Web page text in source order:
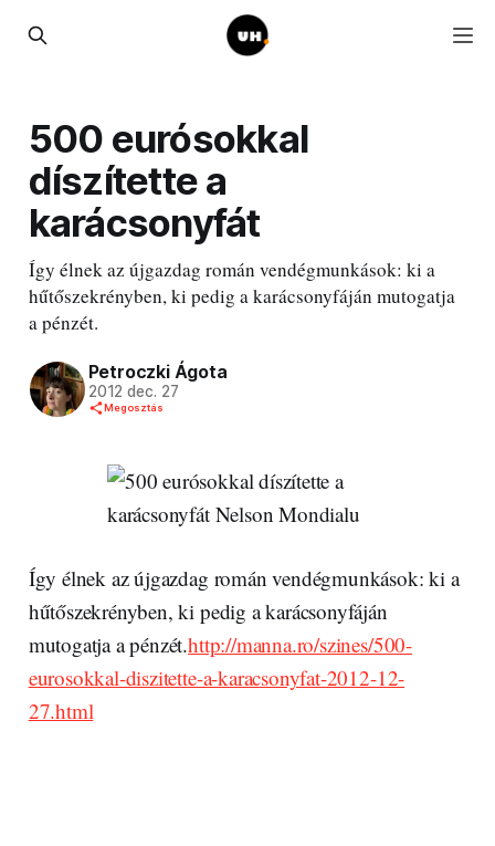
500 eurósokkal
díszítette a
karácsonyfát
Így élnek az újgazdag román vendégmunkások: ki a
hűtőszekrényben, ki pedig a karácsonyfáján mutogatja
a pénzét.
Petroczki Ágota
2012 dec. 27
Megosztás
Így élnek az újgazdag román vendégmunkások: ki a
hűtőszekrényben, ki pedig a karácsonyfáján
mutogatja a pénzét.http://manna.ro/szines/500-
eurosokkal-diszitette-a-karacsonyfat-2012-12-
27.html